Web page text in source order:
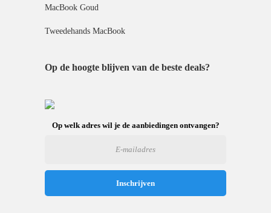
MacBook Goud
Tweedehands MacBook
Op de hoogte blijven van de beste deals?
Op welk adres wil je de aanbiedingen ontvangen?